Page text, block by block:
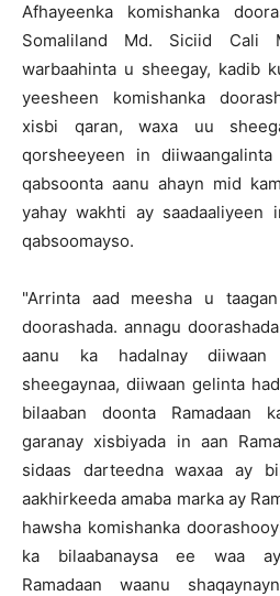
Afhayeenka komishanka
Somaliland Md. Siciid Cali
warbaahinta u sheegay, kadib
yeesheen komishanka
xisbi qaran, waxa uu
qorsheeyeen in
qabsoonta aanu ahayn mid
yahay wakhti ay saadaaliyeen
qabsoomayso.
"Arrinta aad meesha u
doorashada. annagu
aanu ka hadalnay
sheegaynaa, diiwaan gelinta
bilaaban doonta Ramadaan
garanay xisbiyada in aan
sidaas darteedna waxaa ay
aakhirkeeda amaba marka ay
hawsha komishanka
ka bilaabanaysa ee waa
Ramadaan waanu